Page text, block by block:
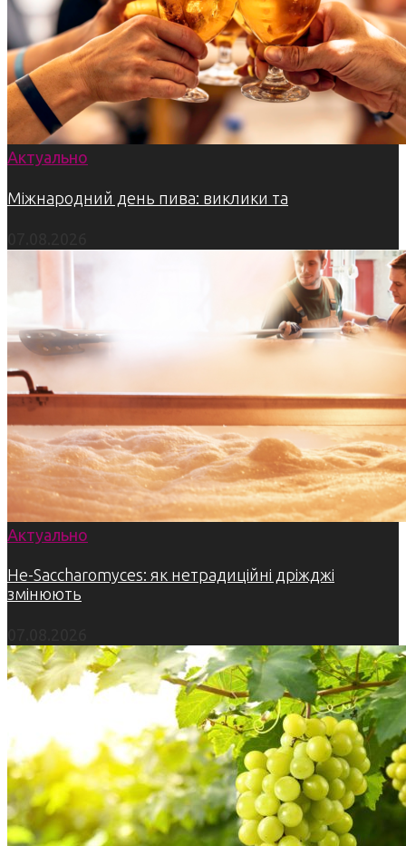
Актуально
Міжнародний день пива: виклики та
Актуально
Не-Saccharomyces: як нетрадиційні дріжджі
змінюють